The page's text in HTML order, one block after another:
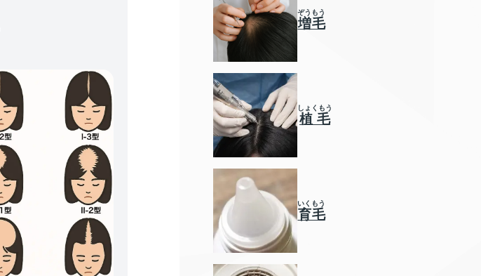
増毛
ぞうもう
植毛
しょくもう
育毛
いくもう